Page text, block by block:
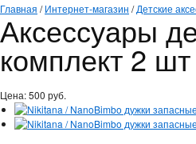
Главная /Интернет-магазин /Детские
Аксессуары
комплект 2 шт
Цена:500 руб.